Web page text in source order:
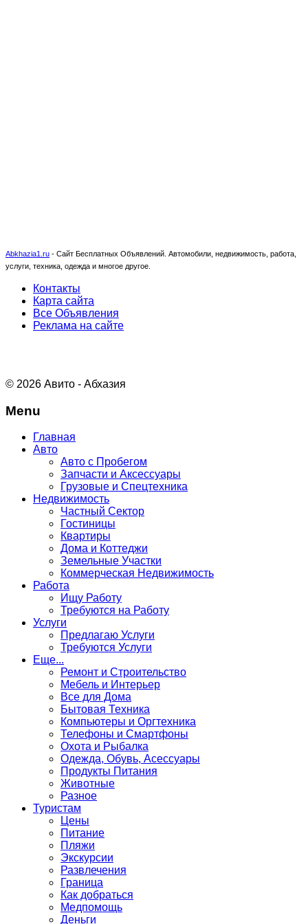
Abkhazia1.ru - Сайт Бесплатных Объявлений. Автомобили, недвижимость, работа,
услуги, техника, одежда и многое другое.
Контакты
Карта сайта
Все Объявления
Реклама на сайте
© 2026 Авито - Абхазия
Menu
Главная
Авто
Авто с Пробегом
Запчасти и Аксессуары
Грузовые и Спецтехника
Недвижимость
Частный Сектор
Гостиницы
Квартиры
Дома и Коттеджи
Земельные Участки
Коммерческая Недвижимость
Работа
Ищу Работу
Требуются на Работу
Услуги
Предлагаю Услуги
Требуются Услуги
Еще...
Ремонт и Строительство
Мебель и Интерьер
Все для Дома
Бытовая Техника
Компьютеры и Оргтехника
Телефоны и Смартфоны
Охота и Рыбалка
Одежда, Обувь, Асессуары
Продукты Питания
Животные
Разное
Туристам
Цены
Питание
Пляжи
Экскурсии
Развлечения
Граница
Как добраться
Медпомощь
Деньги